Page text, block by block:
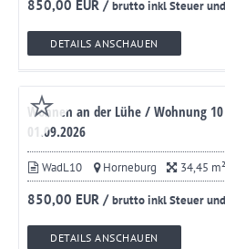
850,00 EUR /brutto inkl Steuer
DETAILS ANSCHAUEN
Wohnen an der Lühe / Wohnung
01.09.2026
WadL10 Horneburg 34,45 m²
850,00 EUR /brutto inkl Steuer
DETAILS ANSCHAUEN